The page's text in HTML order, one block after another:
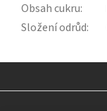
Obsah cukru:
Složení odrůd: